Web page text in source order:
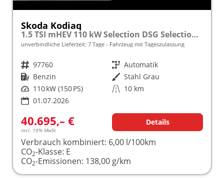
Skoda Kodiaq
1.5 TSI mHEV 110 kW Selection DSG Selection, AHK, Navi, Side, Kamera, Winter, 4 J.- Garantie
unverbindliche Lieferzeit: 7 Tage Fahrzeug mit Tageszulassung
Fahrzeugnr. 97760 Getriebe Automatik
Kraftstoff Benzin Außenfarbe Stahl Grau
Leistung 110 kW (150 PS) Kilometerstand 10 km
01.07.2026
40.695,– €
incl. 19% MwSt.
Details
Verbrauch kombiniert: 6,00 l/100km
CO2-Klasse: E
CO2-Emissionen: 138,00 g/km